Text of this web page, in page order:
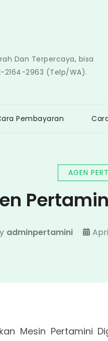
Dan Terpercaya, bisa
2164-2963 (Telp/WA).
Pembayaran
AGEN
adminpertamini
Mesin Pertamini